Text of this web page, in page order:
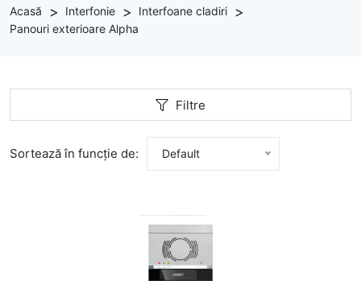
Acasă Interfonie
Interfoane cladiri
Panouri exterioare Alpha
Filtre
Sortează în funcție de: Default